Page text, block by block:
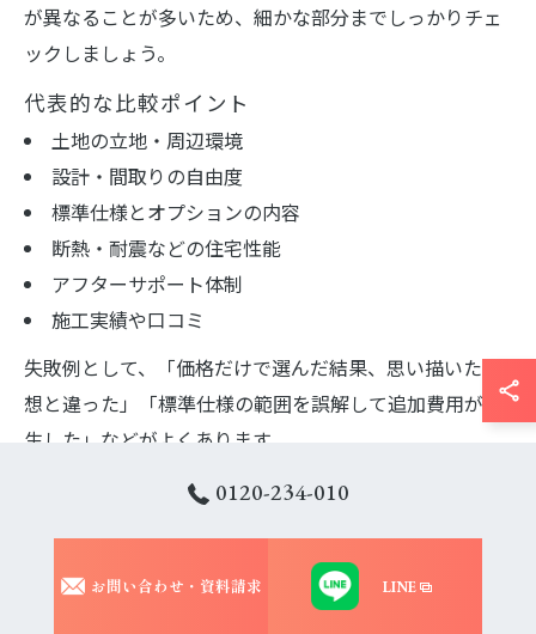
が異なることが多いため、細かな部分までしっかりチェ
ックしましょう。
代表的な比較ポイント
土地の立地・周辺環境
設計・間取りの自由度
標準仕様とオプションの内容
断熱・耐震などの住宅性能
アフターサポート体制
施工実績や口コミ
失敗例として、「価格だけで選んだ結果、思い描いた理
想と違った」「標準仕様の範囲を誤解して追加費用が発
生した」などがよくあります。
ストも含めて検討しましょう。
初心者は「全体の流れが見えにくい」「何を基準に選べ
ばいいかわからない」と不安になりがちです。
0120-234-010
お問い合わせ・資料請求 LINE